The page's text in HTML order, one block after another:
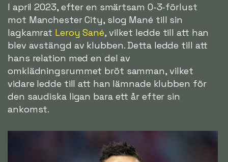
I april 2023, efter en smärtsam 0-3-förlust
mot Manchester City, slog Mané till sin
lagkamrat Leroy Sané, vilket ledde till att han
blev avstängd av klubben. Detta ledde till att
hans relation med en del av
omklädningsrummet bröt samman, vilket
vidare ledde till att han lämnade klubben för
den saudiska ligan bara ett år efter sin
ankomst.